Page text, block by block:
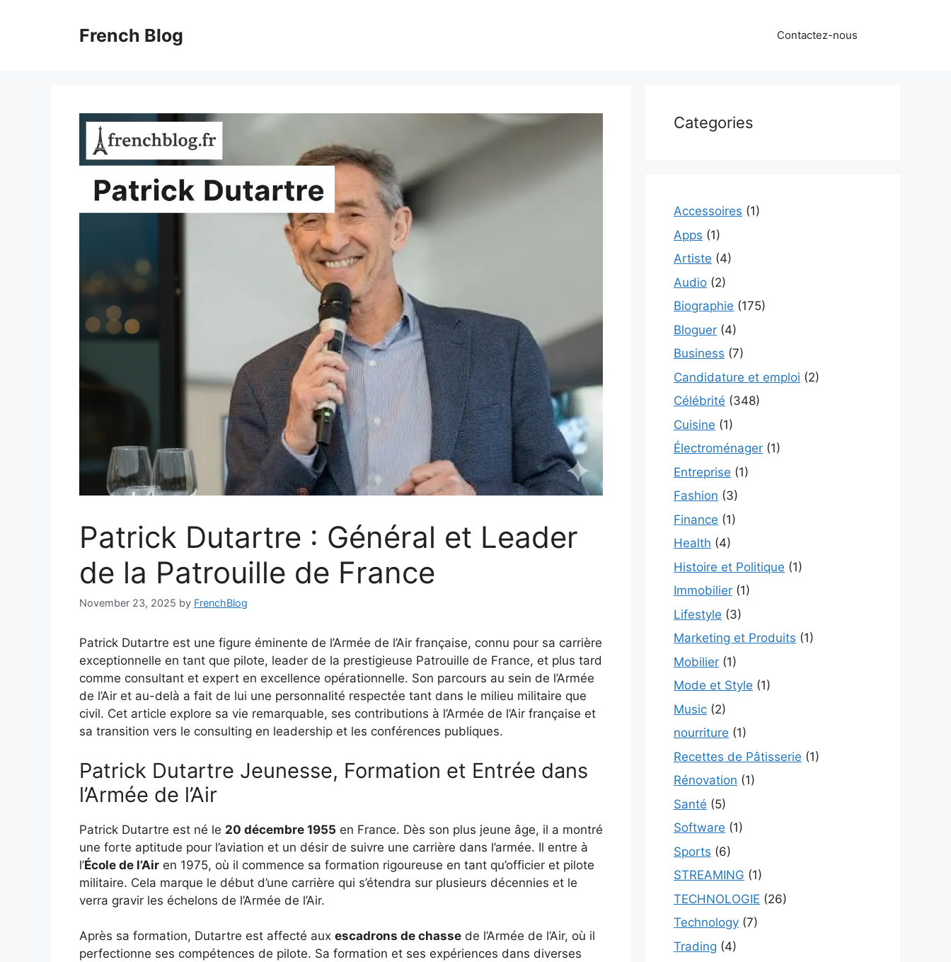
French Blog Contactez-nous
Patrick Dutartre : Général et Leader
de la Patrouille de France
November 23, 2025 by FrenchBlog
Patrick Dutartre est une figure éminente de l’Armée de l’Air française, connu pour sa carrière
exceptionnelle en tant que pilote, leader de la prestigieuse Patrouille de France, et plus tard
comme consultant et expert en excellence opérationnelle. Son parcours au sein de l’Armée
de l’Air et au-delà a fait de lui une personnalité respectée tant dans le milieu militaire que
civil. Cet article explore sa vie remarquable, ses contributions à l’Armée de l’Air française et
sa transition vers le consulting en leadership et les conférences publiques.
Patrick Dutartre Jeunesse, Formation et Entrée dans
l’Armée de l’Air
Patrick Dutartre est né le 20 décembre 1955 en France. Dès son plus jeune âge, il a montré
une forte aptitude pour l’aviation et un désir de suivre une carrière dans l’armée. Il entre à
l’École de l’Air en 1975, où il commence sa formation rigoureuse en tant qu’officier et pilote
militaire. Cela marque le début d’une carrière qui s’étendra sur plusieurs décennies et le
verra gravir les échelons de l’Armée de l’Air.
Après sa formation, Dutartre est affecté aux escadrons de chasse de l’Armée de l’Air, où il
perfectionne ses compétences de pilote. Sa formation et ses expériences dans diverses
Categories
Accessoires (1)
Apps (1)
Artiste (4)
Audio (2)
Biographie (175)
Bloguer (4)
Business (7)
Candidature et emploi (2)
Célébrité (348)
Cuisine (1)
Électroménager (1)
Entreprise (1)
Fashion (3)
Finance (1)
Health (4)
Histoire et Politique (1)
Immobilier (1)
Lifestyle (3)
Marketing et Produits (1)
Mobilier (1)
Mode et Style (1)
Music (2)
nourriture (1)
Recettes de Pâtisserie (1)
Rénovation (1)
Santé (5)
Software (1)
Sports (6)
STREAMING (1)
TECHNOLOGIE (26)
Technology (7)
Trading (4)